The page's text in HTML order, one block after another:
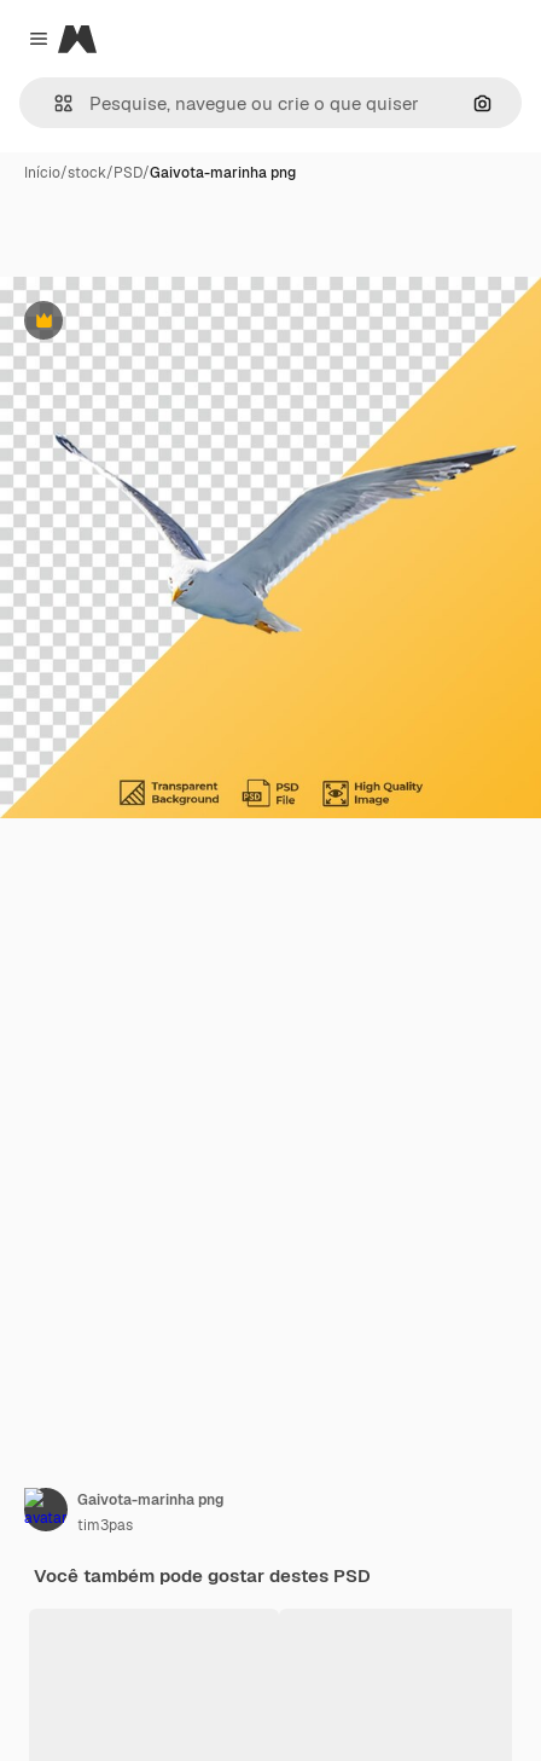
Close menu
Magnific
Início/stock/PSD/Gaivota-marinha png
Premium
Gaivota-marinha png
tim3pas
Você também pode gostar destes PSD